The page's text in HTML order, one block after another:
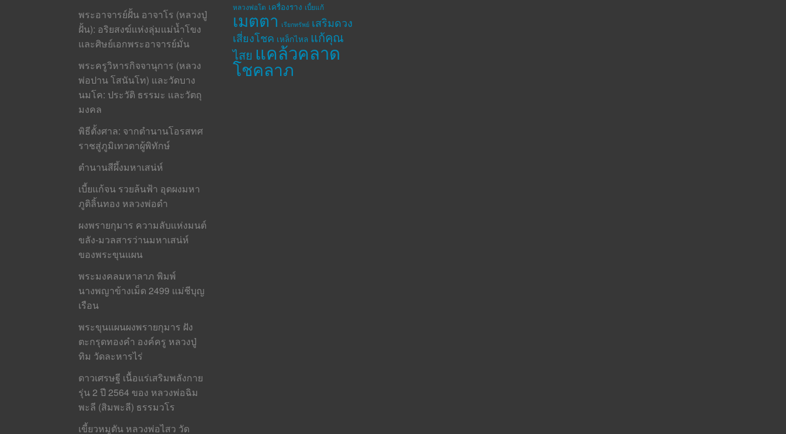
พระอาจารย์ฝั้น อาจาโร (หลวงปู่
ฝั้น): อริยสงฆ์แห่งลุ่มแม่น้ำโขง
และศิษย์เอกพระอาจารย์มั่น
พระครูวิหารกิจจานุการ (หลวง
พ่อปาน โสนันโท) และวัดบาง
นมโค: ประวัติ ธรรมะ และวัตถุ
มงคล
พิธีตั้งศาล: จากตำนานโอรสทศ
ราชสู่ภูมิเทวดาผู้พิทักษ์
ตำนานสีผึ้งมหาเสน่ห์
เบี้ยแก้จน รวยล้นฟ้า อุดผงมหา
ภูติลิ้นทอง หลวงพ่อดำ
ผงพรายกุมาร ความลับแห่งมนต์
ขลัง-มวลสารว่านมหาเสน่ห์
ของพระขุนแผน
พระมงคลมหาลาภ พิมพ์
นางพญาข้างเม็ด 2499 แม่ชีบุญ
เรือน
พระขุนแผนผงพรายกุมาร ฝัง
ตะกรุดทองคำ องค์ครู หลวงปู่
ทิม วัดละหารไร่
ดาวเศรษฐี เนื้อแร่เสริมพลังกาย
รุ่น 2 ปี 2564 ของ หลวงพ่อฉิม
พะลี (สิมพะลี) ธรรมวโร
เขี้ยวหมูตัน หลวงพ่อไสว วัด
หลวงพ่อโต เครื่องราง เบี้ยแก้
เมตตา เรียกทรัพย์ เสริมดวง
เสี่ยงโชค เหล็กไหล แก้คุณ
ไสย แคล้วคลาด
โชคลาภ